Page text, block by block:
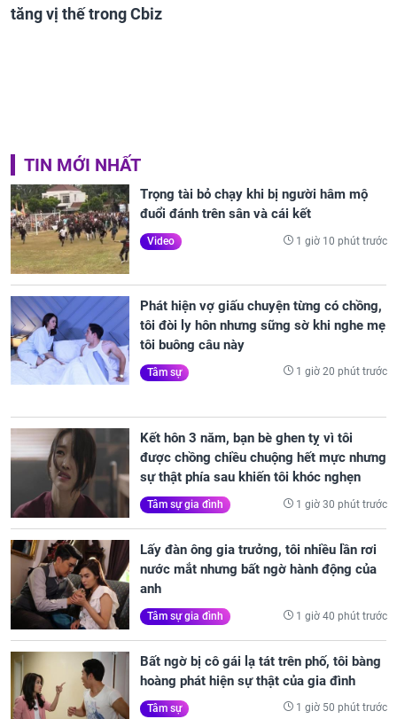
tăng vị thế trong Cbiz
TIN MỚI NHẤT
Trọng tài bỏ chạy khi bị người hâm mộ
đuổi đánh trên sân và cái kết
Video 1 giờ 10 phút trước
Phát hiện vợ giấu chuyện từng có chồng,
tôi đòi ly hôn nhưng sững sờ khi nghe mẹ
tôi buông câu này
Tâm sự 1 giờ 20 phút trước
Kết hôn 3 năm, bạn bè ghen tỵ vì tôi
được chồng chiều chuộng hết mực nhưng
sự thật phía sau khiến tôi khóc nghẹn
Tâm sự gia đình 1 giờ 30 phút trước
Lấy đàn ông gia trưởng, tôi nhiều lần rơi
nước mắt nhưng bất ngờ hành động của
anh
Tâm sự gia đình 1 giờ 40 phút trước
Bất ngờ bị cô gái lạ tát trên phố, tôi bàng
hoàng phát hiện sự thật của gia đình
Tâm sự 1 giờ 50 phút trước